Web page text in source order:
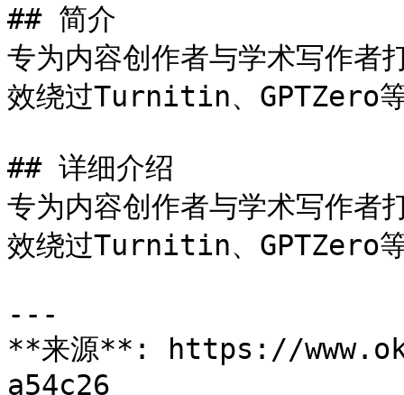
## 简介
专为内容创作者与学术写作者
效绕过Turnitin、GPTZero
## 详细介绍
专为内容创作者与学术写作者
效绕过Turnitin、GPTZero
---
**来源**: https://
a54c26